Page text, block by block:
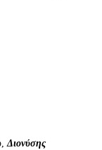
Διονύσης